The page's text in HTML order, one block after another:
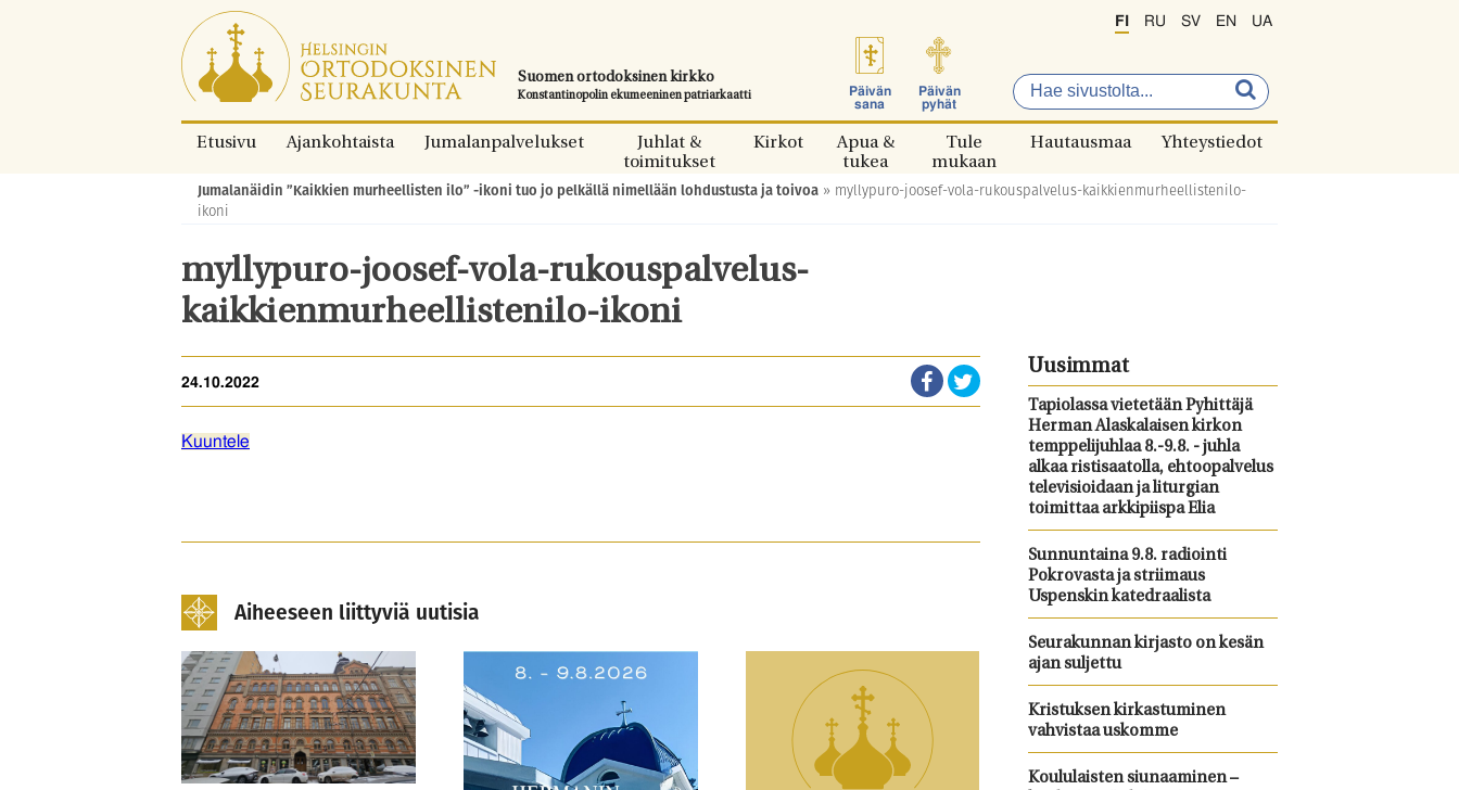
Siirry
suoraan
sisältöön.
Suomen ortodoksinen kirkko
Konstantinopolin ekumeeninen patriarkaatti
Päivän
sana
Päivän
pyhät
FI RU SV EN UA
Etusivu Ajankohtaista Jumalanpalvelukset
Juhlat &
toimitukset
Kirkot
Apua &
tukea
Tule
mukaan
Hautausmaa Yhteystiedot
Murupolku:
Jumalanäidin ”Kaikkien murheellisten ilo” -ikoni tuo jo pelkällä nimellään lohdustusta ja toivoa » myllypuro-joosef-vola-rukouspalvelus-kaikkienmurheellistenilo-
ikoni
myllypuro-joosef-vola-rukouspalvelus-
kaikkienmurheellistenilo-ikoni
24.10.2022
Kuuntele
Aiheeseen liittyviä uutisia
Uusimmat
Tapiolassa vietetään Pyhittäjä
Herman Alaskalaisen kirkon
temppelijuhlaa 8.-9.8. - juhla
alkaa ristisaatolla, ehtoopalvelus
televisioidaan ja liturgian
toimittaa arkkipiispa Elia
Sunnuntaina 9.8. radiointi
Pokrovasta ja striimaus
Uspenskin katedraalista
Seurakunnan kirjasto on kesän
ajan suljettu
Kristuksen kirkastuminen
vahvistaa uskomme
Koululaisten siunaaminen –